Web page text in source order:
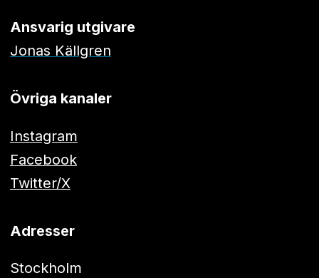
Ansvarig utgivare
Jonas Källgren
Övriga kanaler
Instagram
Facebook
Twitter/X
Adresser
Stockholm